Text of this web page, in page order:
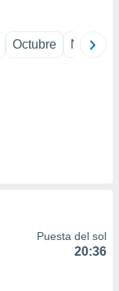
Octubre
Puesta del sol
20:36